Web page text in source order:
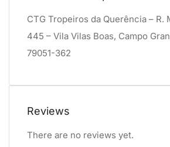
CTG Tropeiros da Querência – R.
445 – Vila Vilas Boas, Campo
79051-362
Reviews
There are no reviews yet.